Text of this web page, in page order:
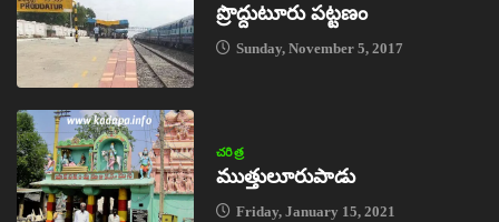
ప్రొద్దుటూరు పట్టణం
Sunday, November 5, 2017
చరిత్ర
ముత్తులూరుపాడు
Friday, January 15, 2021